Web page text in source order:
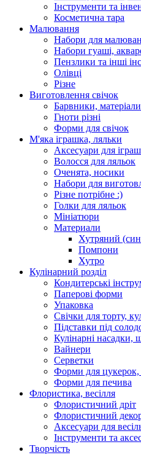
Інструменти та
Косметична тара
Малювання
Набори для
Набори гуаші,
Пензлики та інші
Олівці
Різне
Виготовлення свічок
Барвники,
Гноти різні
Форми для свічок
М'яка іграшка, ляльки
Аксесуари для
Волосся для ляльок
Оченята, носики
Набори для
Різне потрібне :)
Голки для ляльок
Мініатюри
Материали
Хутряний
Помпони
Хутро
Кулінарний розділ
Кондитерські
Паперові форми
Упаковка
Свічки для торту,
Підставки під
Кулінарні насадки,
Вайнери
Серветки
Форми для
Форми для печива
Флористика, весілля
Флористичний дріт
Флористичний
Аксесуари для
Інструменти та
Творчість